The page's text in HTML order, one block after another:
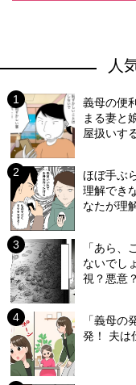
人
義母の便
まる妻と
屋扱いす
ほぼ手ぶ
理解でき
なたが理
「あら、
ないでし
視？悪意
「義母
発！ 夫は